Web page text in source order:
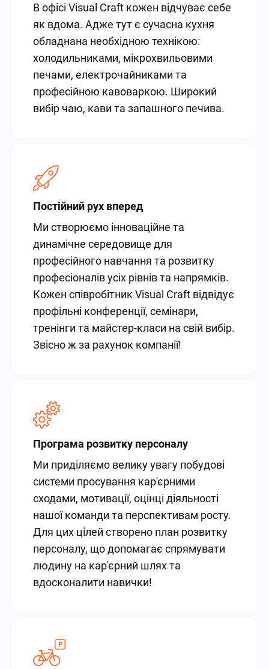
В офісі Visual Craft кожен відчуває себе
як вдома. Адже тут є сучасна кухня
обладнана необхідною технікою:
холодильниками, мікрохвильовими
печами, електрочайниками та
професійною кавоваркою. Широкий
вибір чаю, кави та запашного печива.
Постійний рух вперед
Ми створюємо інноваційне та
динамічне середовище для
професійного навчання та розвитку
професіоналів усіх рівнів та напрямків.
Кожен співробітник Visual Craft відвідує
профільні конференції, семінари,
тренінги та майстер-класи на свій вибір.
Звісно ж за рахунок компанії!
Програма розвитку персоналу
Ми приділяємо велику увагу побудові
системи просування кар'єрними
сходами, мотивації, оцінці діяльності
нашої команди та перспективам росту.
Для цих цілей створено план розвитку
персоналу, що допомагає спрямувати
людину на кар'єрний шлях та
вдосконалити навички!